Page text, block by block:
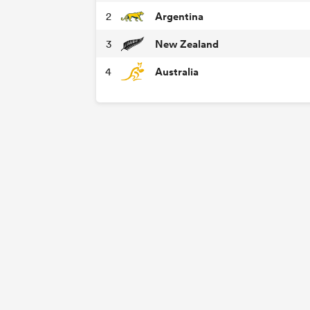
2 Argentina
3 New Zealand
4 Australia